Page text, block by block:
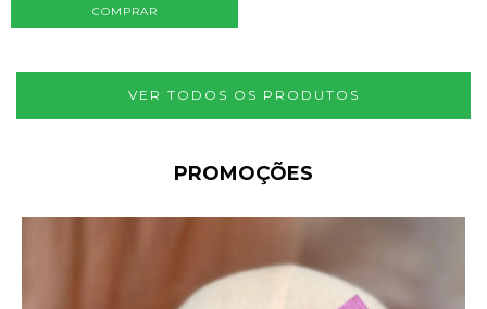
COMPRAR
VER TODOS OS PRODUTOS
PROMOÇÕES